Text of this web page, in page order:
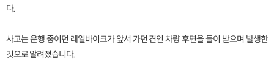
다.
사고는 운행 중이던 레일바이크가 앞서 가던 견인 차량 후면을 들이 받으며 발생한
것으로 알려졌습니다.